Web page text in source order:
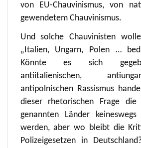
von EU-Chauvinismus, von
gewendetem Chauvinismus.
Und solche Chauvinisten
„Italien, Ungarn, Polen …
Könnte es sich
antiitalienischen,
antipolnischen Rassismus
dieser rhetorischen Frage
genannten Länder keineswegs
werden, aber wo bleibt die
Polizeigesetzen in